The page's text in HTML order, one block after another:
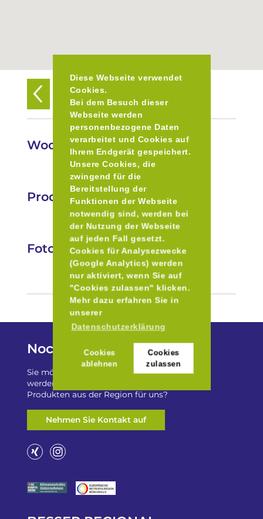
Diese Webseite verwendet
Cookies.
Bei dem Besuch dieser
Webseite werden
personenbezogene Daten
verarbeitet und Cookies auf
Ihrem Endgerät gespeichert.
Unsere Cookies, die
zwingend für die
Bereitstellung der
Funktionen der Webseite
notwendig sind, werden bei
der Nutzung der Webseite
auf jeden Fall gesetzt.
Cookies für Analysezwecke
(Google Analytics) werden
nur aktiviert, wenn Sie auf
"Cookies zulassen" klicken.
Mehr dazu erfahren Sie in
unserer
Datenschutzerklärung
Cookies
ablehnen
Cookies
zulassen
Zurück zur Übersicht
Wochenmarkt in Moosach
Produkte
Fotos
Noch Fragen?
Sie möchten auf „Besser Regional“ gelistet
werden? Oder haben Sie einen Freizeittip zu
Produkten aus der Region für uns?
Nehmen Sie Kontakt auf